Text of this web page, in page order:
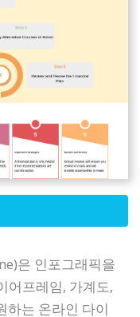
은 인포그래픽을
어프레임, 가계도,
하는 온라인 다이